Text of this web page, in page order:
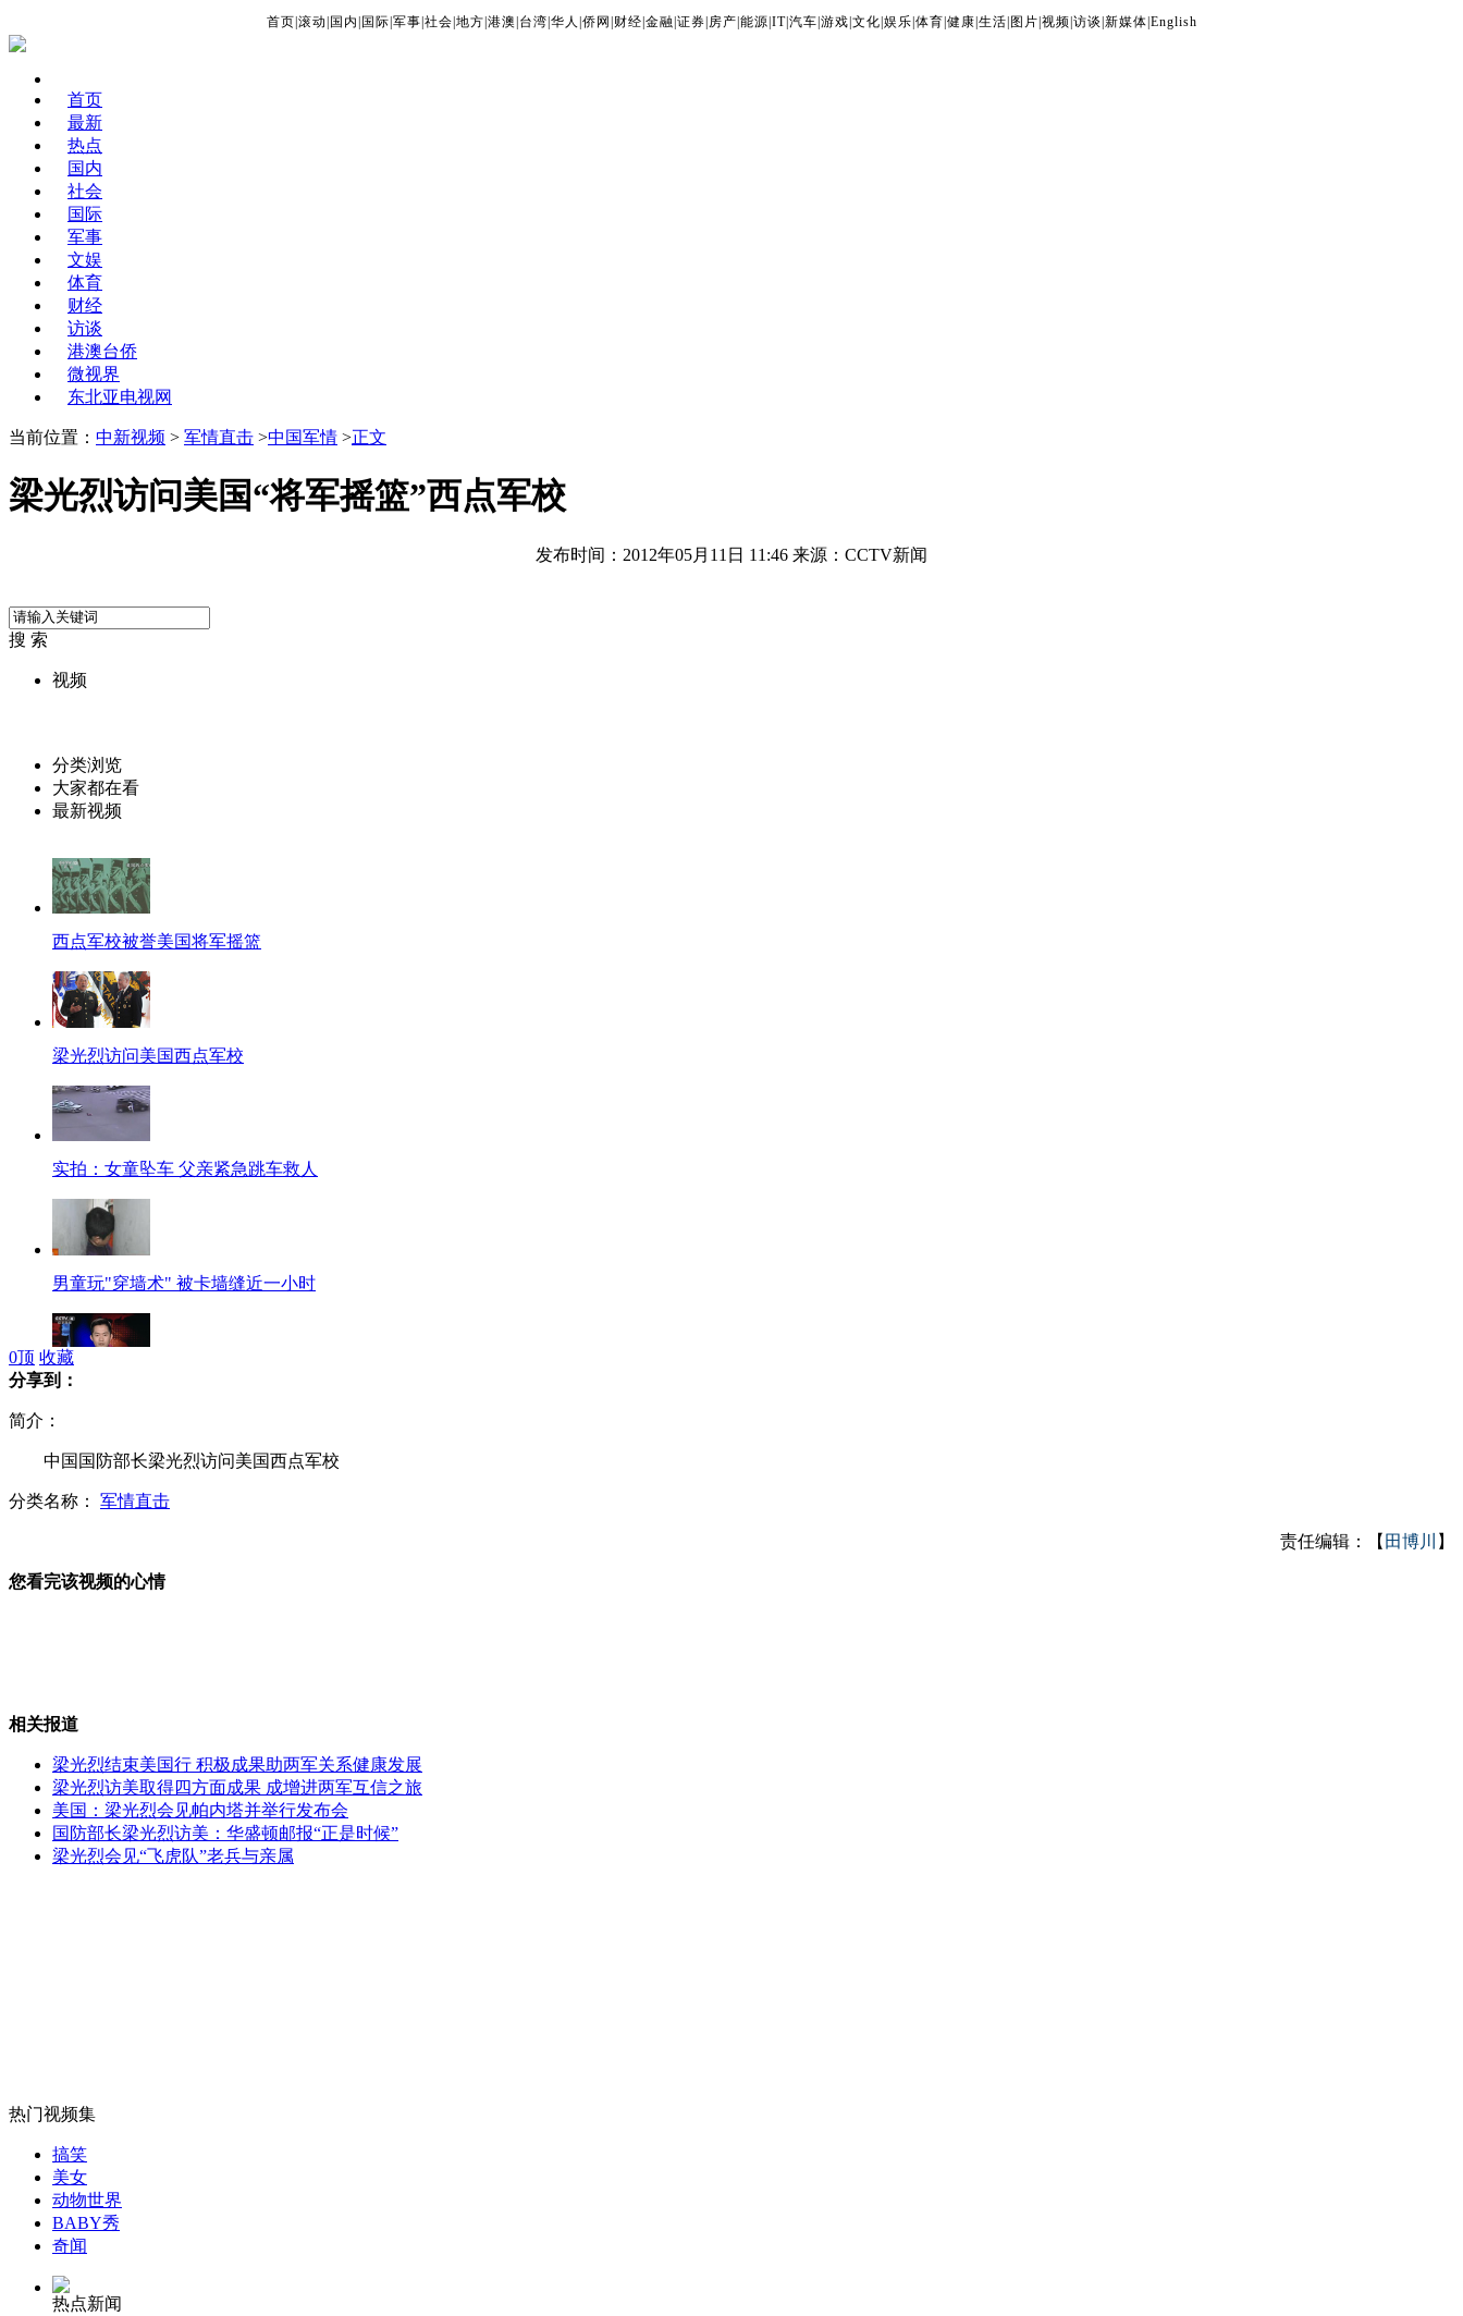
首页 滚动 国内 国际 军事 社会 地方 港澳 台湾 华人 侨网 财经 金融 证券 房产 能源 IT| 汽车 游戏 文化 娱乐 体育 健康 生活 图片 视频 访谈 新媒体 English
首页
最新
热点
国内
社会
国际
军事
文娱
体育
财经
访谈
港澳台侨
微视界
东北亚电视网
当前位置： 中新视频 > 军情直击 >中国军情 >正文
梁光烈访问美国“将军摇篮”西点军校
发布时间：2012年05月11日 11:46 来源：CCTV新闻
搜 索
视频
分类浏览
大家都在看
最新视频
西点军校被誉美国将军摇篮
梁光烈访问美国西点军校
实拍：女童坠车 父亲紧急跳车救人
男童玩"穿墙术" 被卡墙缝近一小时
重庆神奇鱼泉一晚可涌出五六百斤鱼
湄公河惨案遇难者家属接受采访
孙燕姿首晒孕照 网友称娇俏妈妈
女孩北京地铁殴打老人 痛下狠手拳打脚踢
无痛分娩是否安全 医生回应
外交部：反对强权政治霸凌主义
0顶 收藏
分享到：
简介：
中国国防部长梁光烈访问美国西点军校
分类名称： 军情直击
责任编辑：【 田博川 】
您看完该视频的心情
相关报道
梁光烈结束美国行 积极成果助两军关系健康发展
梁光烈访美取得四方面成果 成增进两军互信之旅
美国：梁光烈会见帕内塔并举行发布会
国防部长梁光烈访美：华盛顿邮报“正是时候”
梁光烈会见“飞虎队”老兵与亲属
热门视频集
搞笑
美女
动物世界
BABY秀
奇闻
热点新闻